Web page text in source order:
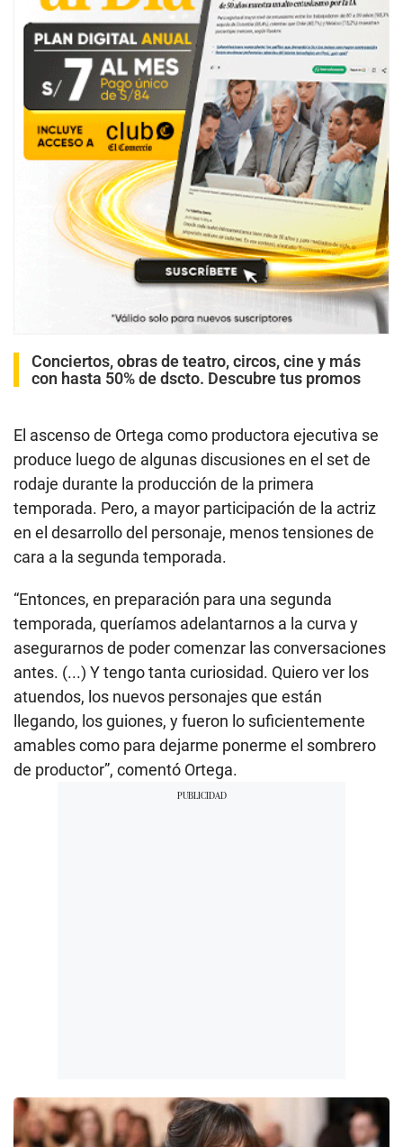
Conciertos, obras de teatro, circos, cine y más
con hasta 50% de dscto. Descubre tus promos
El ascenso de Ortega como productora ejecutiva se
produce luego de algunas discusiones en el set de
rodaje durante la producción de la primera
temporada. Pero, a mayor participación de la actriz
en el desarrollo del personaje, menos tensiones de
cara a la segunda temporada.
“Entonces, en preparación para una segunda
temporada, queríamos adelantarnos a la curva y
asegurarnos de poder comenzar las conversaciones
antes. (...) Y tengo tanta curiosidad. Quiero ver los
atuendos, los nuevos personajes que están
llegando, los guiones, y fueron lo suficientemente
amables como para dejarme ponerme el sombrero
de productor”, comentó Ortega.